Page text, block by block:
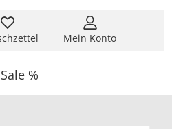
Mein Konto
Sale %